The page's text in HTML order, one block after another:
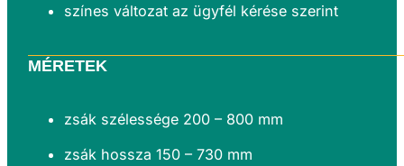
színes változat az ügyfél kérése szerint
MÉRETEK
zsák szélessége 200 – 800 mm
zsák hossza 150 – 730 mm